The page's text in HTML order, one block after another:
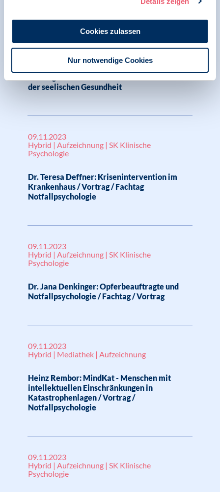
Cookies zulassen
Nur notwendige Cookies
Initiative Arbeitsschutz | Aufzeichnung
Gesunder Lebensstil als Führungskraft /
der seelischen Gesundheit
09.11.2023
Hybrid | Aufzeichnung | SK Klinische
Psychologie
Dr. Teresa Deffner: Krisenintervention im
Krankenhaus / Vortrag / Fachtag
Notfallpsychologie
09.11.2023
Hybrid | Aufzeichnung | SK Klinische
Psychologie
Dr. Jana Denkinger: Opferbeauftragte und
Notfallpsychologie / Fachtag / Vortrag
09.11.2023
Hybrid | Mediathek | Aufzeichnung
Heinz Rembor: MindKat - Menschen mit
intellektuellen Einschränkungen in
Katastrophenlagen / Vortrag /
Notfallpsychologie
09.11.2023
Hybrid | Aufzeichnung | SK Klinische
Psychologie